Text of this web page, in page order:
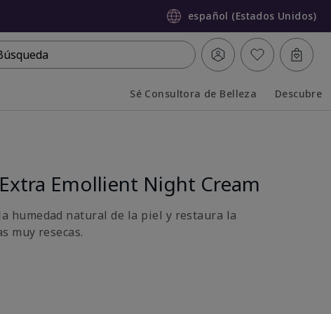
español (Estados Unidos)
Sé Consultora de Belleza Descubre
Emollient Night Cream
humedad natural de la piel y restaura la
muy resecas.